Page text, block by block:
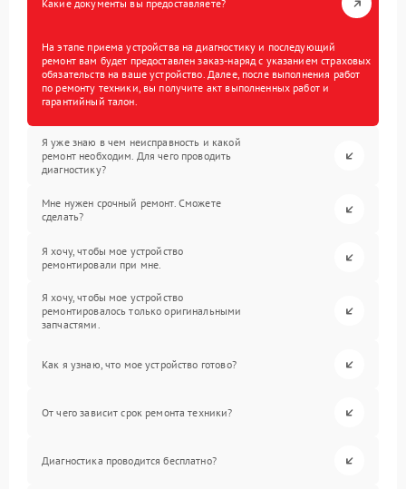
Какие документы вы предоставляете?
На этапе приема устройства на диагностику и последующий
ремонт вам будет предоставлен заказ-наряд с указанием страховых
обязательств на ваше устройство. Далее, после выполнения работ
по ремонту техники, вы получите акт выполненных работ и
гарантийный талон.
Я уже знаю в чем неисправность и какой
ремонт необходим. Для чего проводить
диагностику?
Мне нужен срочный ремонт. Сможете
сделать?
Я хочу, чтобы мое устройство
ремонтировали при мне.
Я хочу, чтобы мое устройство
ремонтировалось только оригинальными
запчастями.
Как я узнаю, что мое устройство готово?
От чего зависит срок ремонта техники?
Диагностика проводится бесплатно?